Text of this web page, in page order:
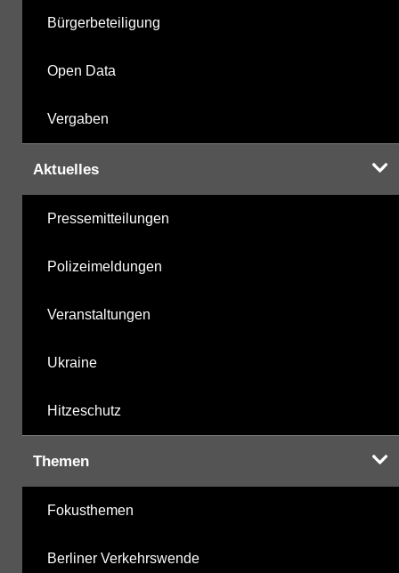
Bürgerbeteiligung
Open Data
Vergaben
Aktuelles
Pressemitteilungen
Polizeimeldungen
Veranstaltungen
Ukraine
Hitzeschutz
Themen
Fokusthemen
Berliner Verkehrswende